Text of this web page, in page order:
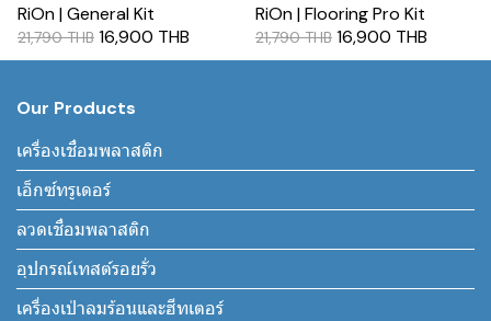
RiOn | General Kit
21,790 THB 16,900 THB
RiOn | Flooring Pro Kit
21,790 THB 16,900 THB
Our Products
เครื่องเชื่อมพลาสติก
เอ็กซ์ทรูเดอร์
ลวดเชื่อมพลาสติก
อุปกรณ์เทสต์รอยรั่ว
เครื่องเป่าลมร้อนและฮีทเตอร์